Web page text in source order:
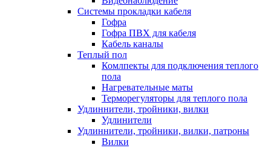
Системы прокладки кабеля
Гофра
Гофра ПВХ для кабеля
Кабель каналы
Теплый пол
Комлпекты для подключения теплого
пола
Нагревательные маты
Терморегуляторы для теплого пола
Удлиннители, тройники, вилки
Удлинители
Удлиннители, тройники, вилки, патроны
Вилки